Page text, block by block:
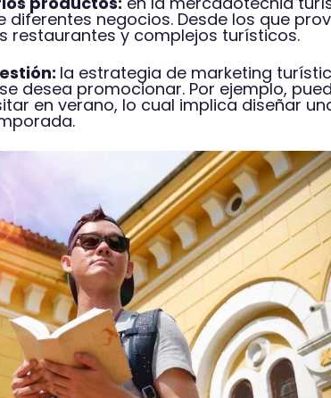
negocios. Desde los que
restaurantes y complejos turísticos.
la estrategia de marketing
desea promocionar. Por ejemplo,
en verano, lo cual implica diseñar